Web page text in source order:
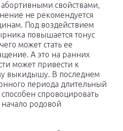
абортивными свойствами,
не рекомендуется
Под воздействием
повышается тонус
может стать ее
А это на ранних
может привести к
выкидышу. В последнем
периода длительный
спровоцировать
родовой